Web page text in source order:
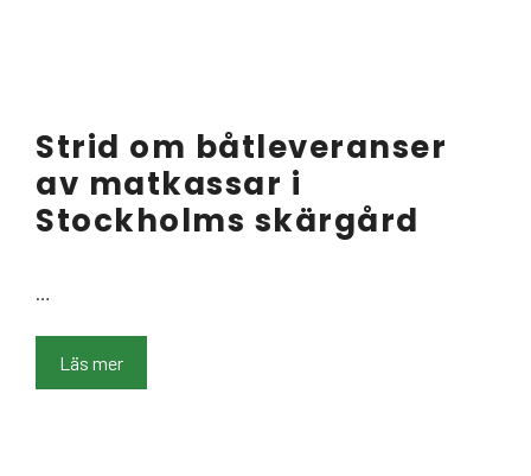
Strid om båtleveranser
av matkassar i
Stockholms skärgård
…
Läs mer